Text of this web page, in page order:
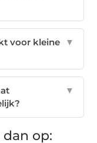
voor kleine
▼
▼
op: